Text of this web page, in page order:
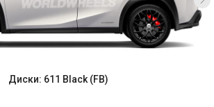
Диски: 611 Black (FB)